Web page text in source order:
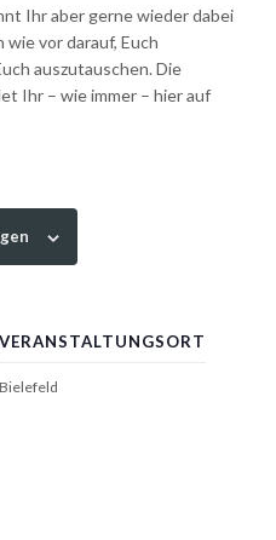
Ihr aber gerne wieder dabei
vor darauf, Euch
auszutauschen. Die
Ihr – wie immer – hier auf
VERANSTALTUNGSORT
Bielefeld